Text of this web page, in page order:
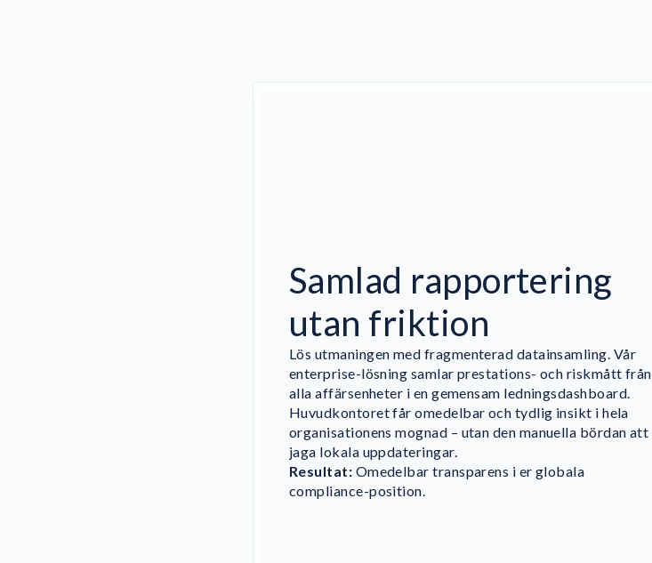
Samlad rapportering
utan friktion
Lös utmaningen med fragmenterad datainsamling. Vår
enterprise-lösning samlar prestations- och riskmått från
alla affärsenheter i en gemensam ledningsdashboard.
Huvudkontoret får omedelbar och tydlig insikt i hela
organisationens mognad – utan den manuella bördan att
jaga lokala uppdateringar.
Resultat: Omedelbar transparens i er globala
compliance-position.